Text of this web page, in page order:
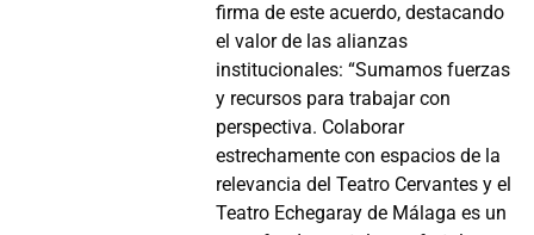
firma de este acuerdo, destacando
el valor de las alianzas
institucionales: “Sumamos fuerzas
y recursos para trabajar con
perspectiva. Colaborar
estrechamente con espacios de la
relevancia del Teatro Cervantes y el
Teatro Echegaray de Málaga es un